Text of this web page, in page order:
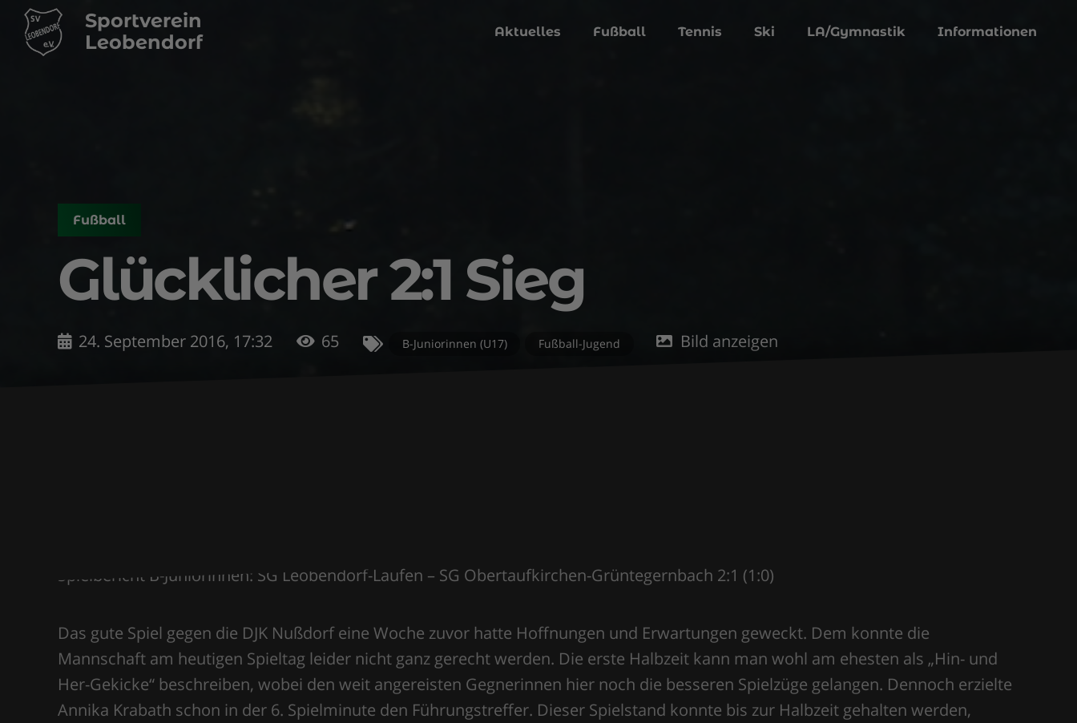
Sportverein
Leobendorf
Aktuelles Fußball Tennis Ski LA/Gymnastik Informationen
Fußball
Glücklicher 2:1 Sieg
24. September 2016, 17:32 65 B-Juniorinnen (U17) Fußball-Jugend Bild anzeigen
Spielbericht B-Juniorinnen: SG Leobendorf-Laufen – SG Obertaufkirchen-Grüntegernbach 2:1 (1:0)
Das gute Spiel gegen die DJK Nußdorf eine Woche zuvor hatte Hoffnungen und Erwartungen geweckt. Dem konnte die
Mannschaft am heutigen Spieltag leider nicht ganz gerecht werden. Die erste Halbzeit kann man wohl am ehesten als „Hin- und
Her-Gekicke“ beschreiben, wobei den weit angereisten Gegnerinnen hier noch die besseren Spielzüge gelangen. Dennoch erzielte
Annika Krabath schon in der 6. Spielminute den Führungstreffer. Dieser Spielstand konnte bis zur Halbzeit gehalten werden,